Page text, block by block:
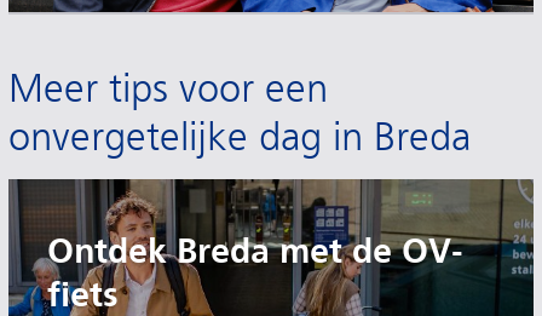
Meer tips voor een
onvergetelijke dag in Breda
Ontdek Breda met de OV-
fiets